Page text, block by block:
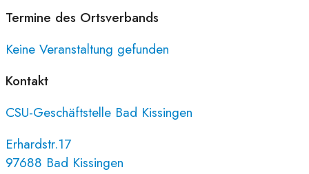
Termine des Ortsverbands
Keine Veranstaltung gefunden
Kontakt
CSU-Geschäftstelle Bad Kissingen
Erhardstr.17
97688 Bad Kissingen